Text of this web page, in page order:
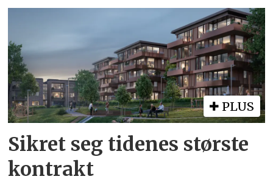
PLUS
Sikret seg tidenes største
kontrakt